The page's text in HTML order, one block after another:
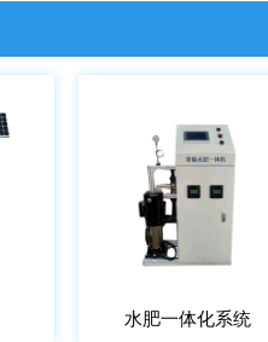
水肥一体化系统